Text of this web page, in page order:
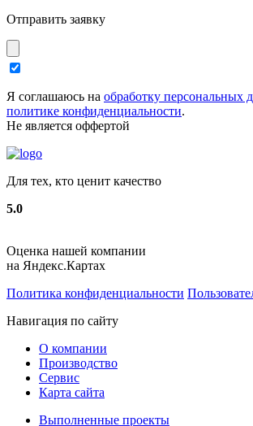
Отправить заявку
Я соглашаюсь на обработку персональных
политике конфиденциальности.
Не является оффертой
Для тех, кто ценит качество
5.0
Оценка нашей компании
на Яндекс.Картах
Политика конфиденциальности
Навигация по сайту
О компании
Производство
Сервис
Карта сайта
Выполненные проекты